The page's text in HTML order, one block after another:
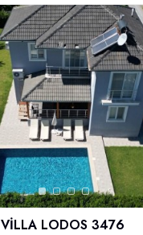
VİLLA LODOS 3476